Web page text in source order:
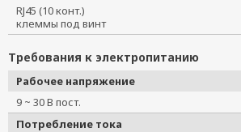
RJ45 (10 конт.)
клеммы под винт
Требования к электропитанию
Рабочее напряжение
9 ~ 30 В пост.
Потребление тока